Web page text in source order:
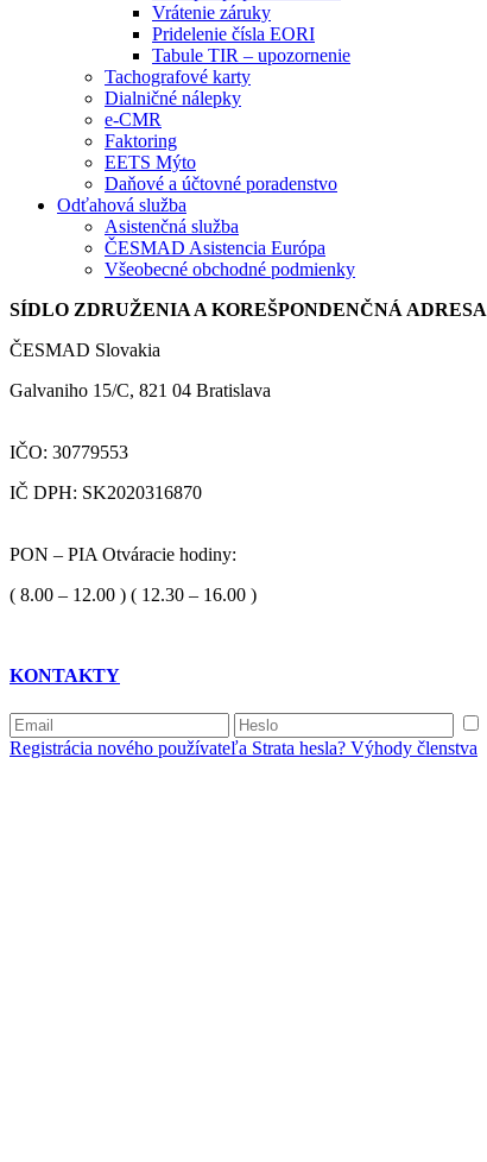
Vrátenie záruky
Pridelenie čísla EORI
Tabule TIR – upozornenie
Tachografové karty
Dialničné nálepky
e-CMR
Faktoring
EETS Mýto
Daňové a účtovné poradenstvo
Odťahová služba
Asistenčná služba
ČESMAD Asistencia Európa
Všeobecné obchodné podmienky
SÍDLO ZDRUŽENIA A KOREŠPONDENČNÁ ADRESA
ČESMAD Slovakia
Galvaniho 15/C, 821 04 Bratislava
IČO: 30779553
IČ DPH: SK2020316870
PON – PIA Otváracie hodiny:
( 8.00 – 12.00 ) ( 12.30 – 16.00 )
KONTAKTY
Registrácia nového používateľa Strata hesla? Výhody členstva